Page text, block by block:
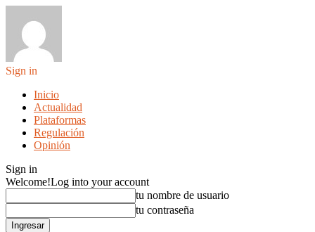
Sign in
Inicio
Actualidad
Plataformas
Regulación
Opinión
Sign in
Welcome!Log into your account
tu nombre de usuario
tu contraseña